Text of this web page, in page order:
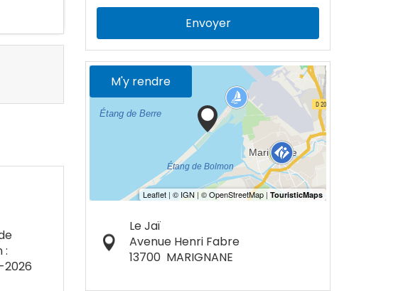
:
Envoyer
M'y rendre
Le Jaï
Avenue Henri Fabre
13700 MARIGNANE